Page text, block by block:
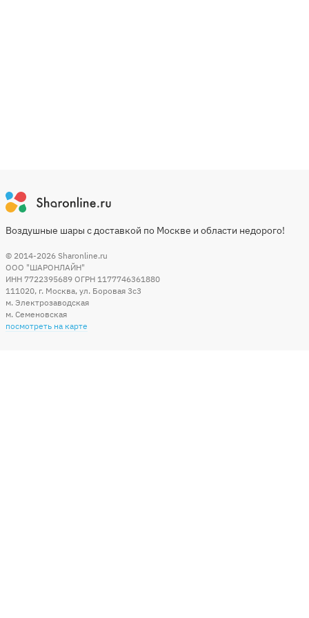
Воздушные шары с доставкой по Москве и области недорого!
© 2014-2026 Sharonline.ru
ООО "ШАРОНЛАЙН"
ИНН 7722395689 ОГРН 1177746361880
111020, г. Москва, ул. Боровая 3c3
м. Электрозаводская
м. Семеновская
посмотреть на карте